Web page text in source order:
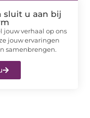
sluit u aan bij
jouw verhaal op ons
jouw ervaringen
samenbrengen.